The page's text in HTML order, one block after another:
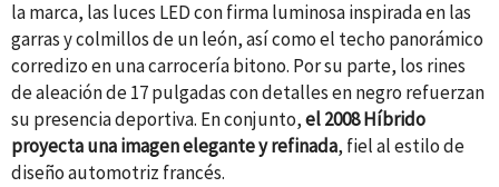
la marca, las luces LED con firma luminosa inspirada en las
garras y colmillos de un león, así como el techo panorámico
corredizo en una carrocería bitono. Por su parte, los rines
de aleación de 17 pulgadas con detalles en negro refuerzan
su presencia deportiva. En conjunto,el 2008 Híbrido
proyecta una imagen elegante y refinada, fiel al estilo de
diseño automotriz francés.